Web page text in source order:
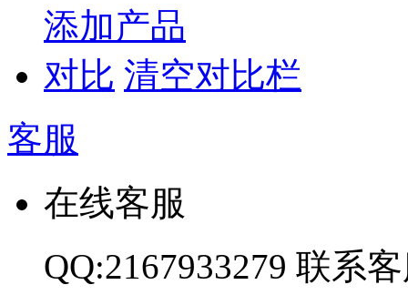
添加产品
对比 清空对比栏
客服
在线客服
QQ:2167933279 联系